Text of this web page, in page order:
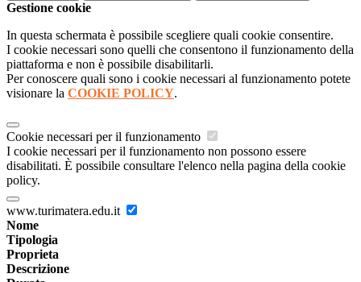
Gestione cookie
In questa schermata è possibile scegliere quali cookie consentire.
I cookie necessari sono quelli che consentono il funzionamento della
piattaforma e non è possibile disabilitarli.
Per conoscere quali sono i cookie necessari al funzionamento potete
visionare la COOKIE POLICY.
Cookie necessari per il funzionamento
I cookie necessari per il funzionamento non possono essere
disabilitati. È possibile consultare l'elenco nella pagina della cookie
policy.
www.turimatera.edu.it
Nome
Tipologia
Proprieta
Descrizione